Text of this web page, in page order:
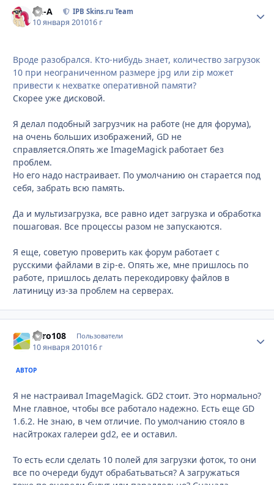
Ph-A IPB Skins.ru Team
10 января 201016 г
Вроде разобрался. Кто-нибудь знает, количество загрузок
10 при неограниченном размере jpg или zip может
привести к нехватке оперативной памяти?
Скорее уже дисковой.
Я делал подобный загрузчик на работе (не для форума),
на очень больших изображений, GD не
справляется.Опять же ImageMagick работает без
проблем.
Но его надо настраивает. По умолчанию он старается под
себя, забрать всю память.
Да и мультизагрузка, все равно идет загрузка и обработка
пошаговая. Все процессы разом не запускаются.
Я еще, советую проверить как форум работает с
русскими файлами в zip-е. Опять же, мне пришлось по
работе, пришлось делать перекодировку файлов в
латиницу из-за проблем на серверах.
Zero108 Пользователи
10 января 201016 г
АВТОР
Я не настраивал ImageMagick. GD2 стоит. Это нормально?
Мне главное, чтобы все работало надежно. Есть еще GD
1.6.2. Не знаю, в чем отличие. По умолчанию стояло в
насйтроках галереи gd2, ее и оставил.
То есть если сделать 10 полей для загрузки фоток, то они
все по очереди будут обрабатьваться? А загружаться